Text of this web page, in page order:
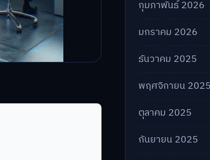
กุมภาพันธ์ 2026
มกราคม 2026
ธันวาคม 2025
พฤศจิกายน 2025
ตุลาคม 2025
กันยายน 2025